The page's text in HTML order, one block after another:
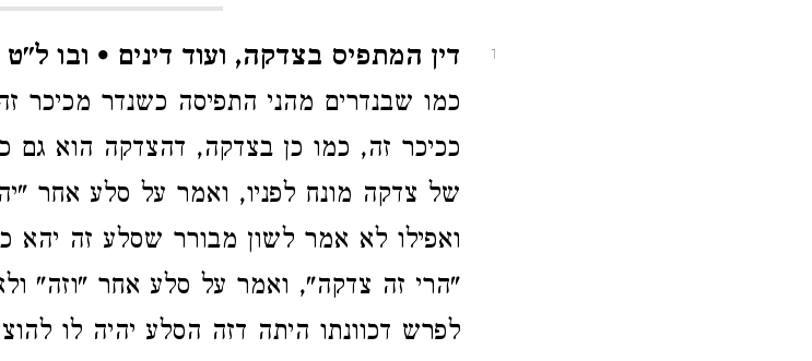
1
דין המתפיס בצדקה, ועוד דינים • ובו ל"ט
כמו שבנדרים מהני התפיסה כשנדר מכיכר
ככיכר זה, כמו כן בצדקה, דהצדקה הוא גם
של צדקה מונח לפניו, ואמר על סלע אחר
ואפילו לא אמר לשון מבורר שסלע זה
"הרי זה צדקה", ואמר על סלע אחר "וזה"
לפרש דכוונתו היתה דזה הסלע יהיה לו